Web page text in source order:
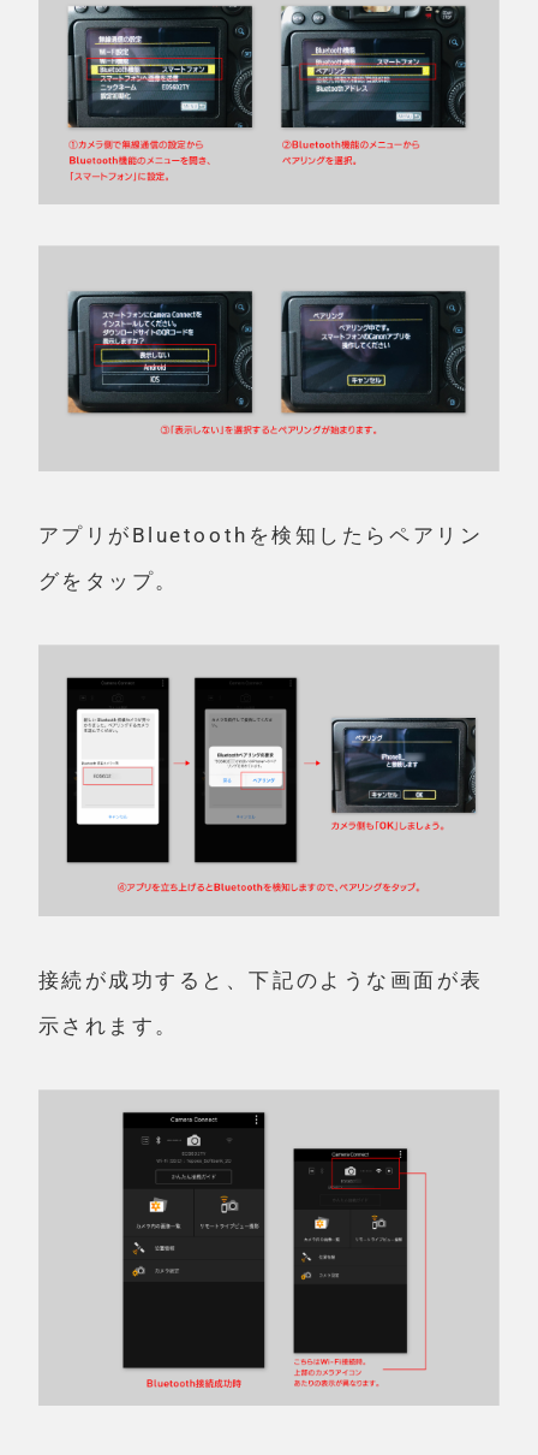
アプリがBluetoothを検知したらペアリン
グをタップ。
接続が成功すると、下記のような画面が表
示されます。